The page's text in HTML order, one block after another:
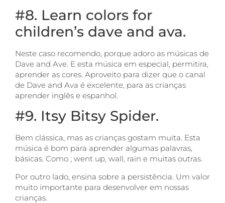
#8. Learn colors for
children’s dave and ava.
Neste caso recomendo, porque adoro as músicas de
Dave and Ave. E esta música em especial, permitira,
aprender as cores. Aproveito para dizer que o canal
de Dave and Ava é excelente, para as crianças
aprender inglês e espanhol.
#9. Itsy Bitsy Spider.
Bem clássica, mas as crianças gostam muita. Esta
música é bom para aprender algumas palavras,
básicas. Como ; went up, wall, rain e muitas outras.
Por outro lado, ensina sobre a persistência. Um valor
muito importante para desenvolver em nossas
crianças.